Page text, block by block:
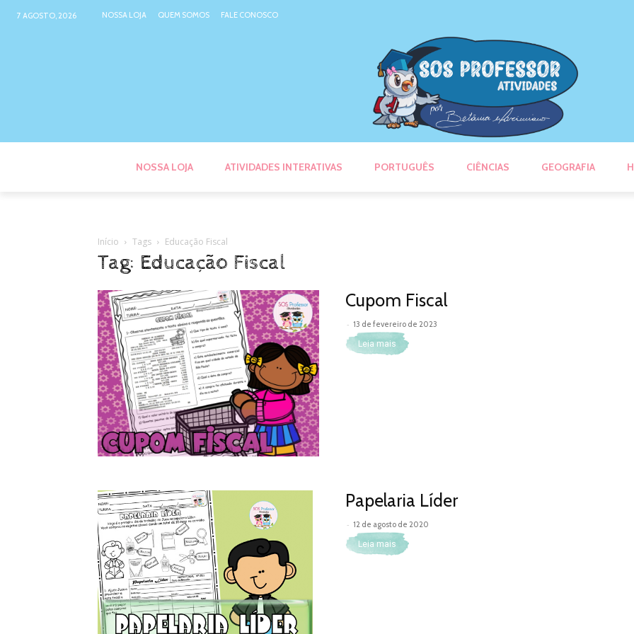
7 AGOSTO, 2026 NOSSA LOJA QUEM SOMOS FALE CONOSCO
NOSSA LOJA ATIVIDADES INTERATIVAS PORTUGUÊS CIÊNCIAS GEOGRAFIA
Início Tags Educação Fiscal
Tag: Educação Fiscal
Cupom Fiscal
- 13 de fevereiro de 2023
Leia mais
Papelaria Líder
- 12 de agosto de 2020
Leia mais